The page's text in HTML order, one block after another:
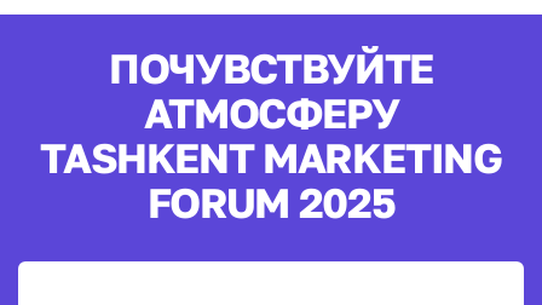
ПОЧУВСТВУЙТЕ
АТМОСФЕРУ
TASHKENT MARKETING
FORUM 2025